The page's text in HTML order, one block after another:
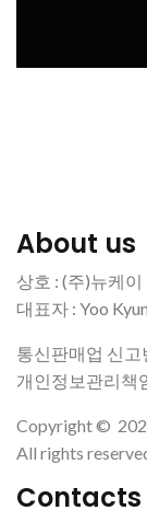
About us
상호 : (주)뉴케이
대표자 : Yoo
통신판매업 신
개인정보관리책
Copyright©
All rights
Contacts